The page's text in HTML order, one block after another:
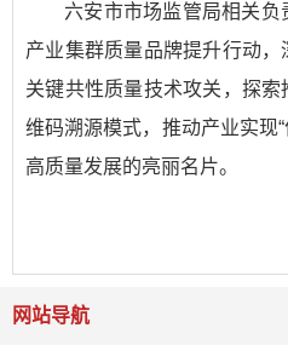
六安市市场监管局相关
产业集群质量品牌提升行动
关键共性质量技术攻关，探
维码溯源模式，推动产业实现“
高质量发展的亮丽名片。
网站导航